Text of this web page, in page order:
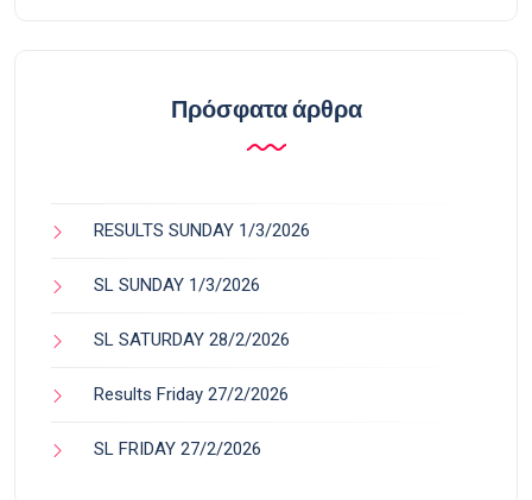
Πρόσφατα άρθρα
RESULTS SUNDAY 1/3/2026
SL SUNDAY 1/3/2026
SL SATURDAY 28/2/2026
Results Friday 27/2/2026
SL FRIDAY 27/2/2026